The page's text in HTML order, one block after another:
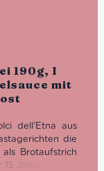
190g, I
mit
dell’Etna aus
die
als Brotaufstrich
Jahren stellt I